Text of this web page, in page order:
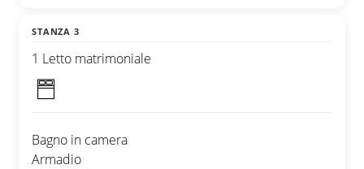
STANZA 3
1 Letto matrimoniale
Bagno in camera
Armadio